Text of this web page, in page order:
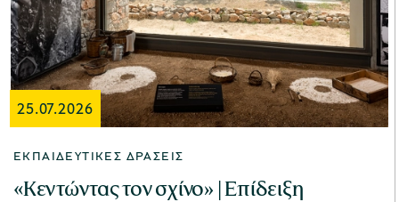
25.07.2026
ΕΚΠΑΙΔΕΥΤΙΚΈΣ ΔΡΆΣΕΙΣ
«Κεντώντας τον σχίνο» | Επίδειξη